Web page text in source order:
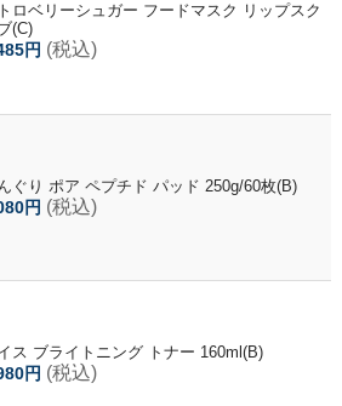
ロベリーシュガー フードマスク リップスク
(C)
円 (税込)
ぐり ポア ペプチド パッド 250g/60枚(B)
円 (税込)
ス ブライトニング トナー 160ml(B)
円 (税込)